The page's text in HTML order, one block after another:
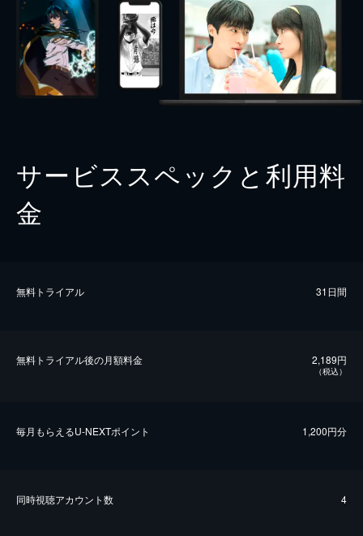
サービススペックと利用料
金
無料トライアル 31日間
無料トライアル後の⽉額料金 2,189円
（税込）
毎⽉もらえるU-NEXTポイント 1,200円分
同時視聴アカウント数 4